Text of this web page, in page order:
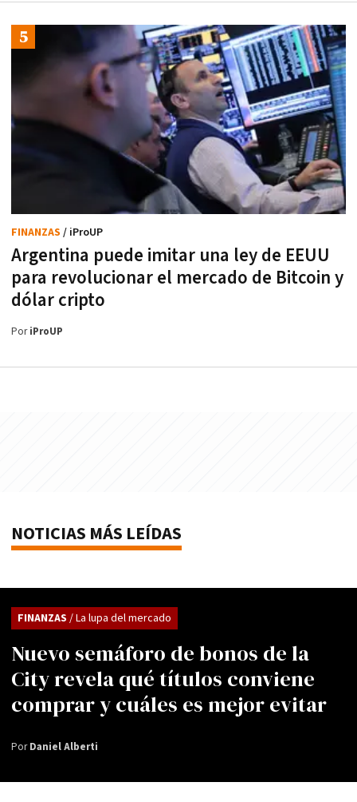
Argentina puede imitar una ley de EEUU
para revolucionar el mercado de Bitcoin y
dólar cripto
FINANZAS / iProUP
PoriProUP
NOTICIAS MÁS LEÍDAS
Nuevo semáforo de bonos de la
City revela qué títulos conviene
comprar y cuáles es mejor evitar
FINANZAS / La lupa del mercado
PorDaniel Alberti